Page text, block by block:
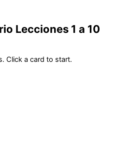
Lecciones 1 a 10
Click a card to start.